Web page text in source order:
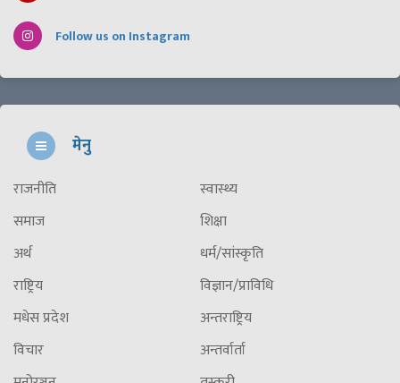
Follow us on Instagram
मेनु
राजनीति
समाज
अर्थ
राष्ट्रिय
मधेस प्रदेश
विचार
स्वास्थ्य
शिक्षा
धर्म/सांस्कृति
विज्ञान/प्राविधि
अन्तराष्ट्रिय
अन्तर्वार्ता